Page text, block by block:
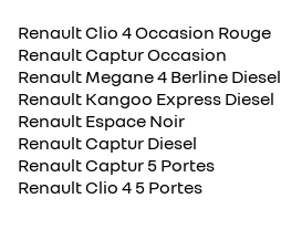
Renault Clio 4 Occasion Rouge
Renault Captur Occasion
Renault Megane 4 Berline Diesel
Renault Kangoo Express Diesel
Renault Espace Noir
Renault Captur Diesel
Renault Captur 5 Portes
Renault Clio 4 5 Portes